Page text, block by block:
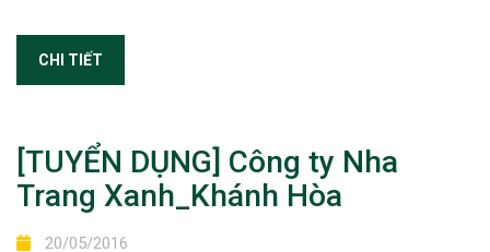
CHI TIẾT
[TUYỂN DỤNG] Công ty Nha
Trang Xanh_Khánh Hòa
20/05/2016